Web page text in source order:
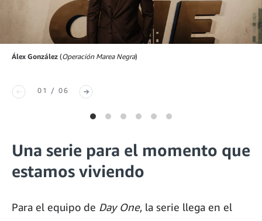
Álex González (Operación Marea Negra)
01 / 06
Una serie para el momento que
estamos viviendo
Para el equipo de Day One, la serie llega en el